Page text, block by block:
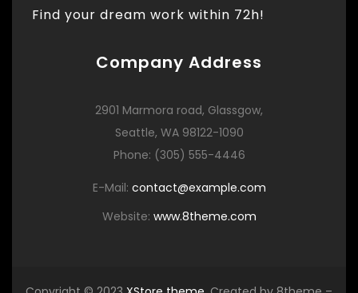
Find your dream work within 72h!
Company Address
2901 Marmora road, Glassgow,
Seattle, WA 98122-1090
Phone: (305) 555-4446
E-Mail: contact@example.com
Website: www.8theme.com